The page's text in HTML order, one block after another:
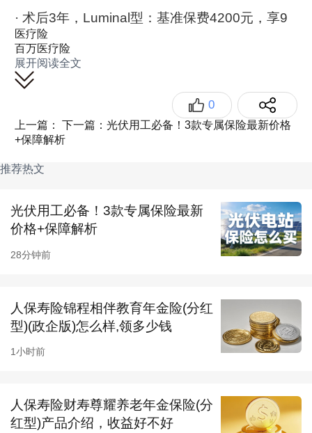
· 术后3年，Luminal型：基准保费4200元，享9
折×95折优惠，实付3591元
· 术后3年，三阴性/HER2阳性型：基准保费
4200元，享9折优惠，实付3780元
· IIIC期患者：基础版年保费约6800元，较4.0版
下调约12%
2026版产品核心优势
1.保障全面升级对侧原发性乳腺恶性肿瘤保障扩
充至原位癌，住院前后门急诊时间从30天延长至
90天；等待期从90天缩短至60天，续保无等待
2.投保人群大幅拓宽从原有的0-IIIB期扩展至0-
IIIC期非小细胞乳腺癌患者，覆盖更多中晚期术
3.保费优惠更友好术后满1年即可享受保费折扣
医疗险
百万医疗险
展开阅读全文
0
上一篇：
下一篇：光伏用工必备！3款专属保险最新价格
+保障解析
推荐热文
光伏用工必备！3款专属保险最新
价格+保障解析
28分钟前
人保寿险锦程相伴教育年金险(分红
型)(政企版)怎么样,领多少钱
1小时前
人保寿险财寿尊耀养老年金保险(分
红型)产品介绍，收益好不好